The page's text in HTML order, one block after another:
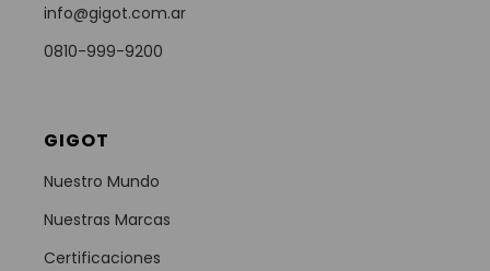
info@gigot.com.ar
0810-999-9200
GIGOT
Nuestro Mundo
Nuestras Marcas
Certificaciones